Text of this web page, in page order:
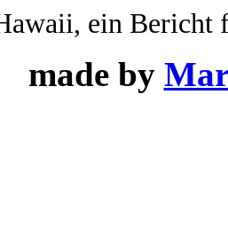
ein Bericht
made by